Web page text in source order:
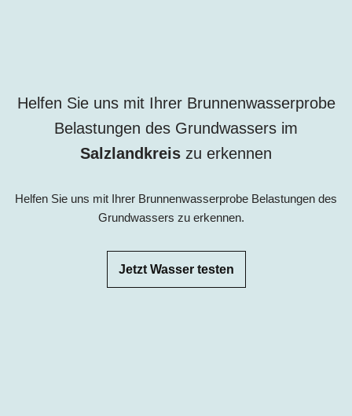
Helfen Sie uns mit Ihrer Brunnenwasserprobe
Belastungen des Grundwassers im
Salzlandkreis zu erkennen
Helfen Sie uns mit Ihrer Brunnenwasserprobe Belastungen des
Grundwassers zu erkennen.
Jetzt Wasser testen